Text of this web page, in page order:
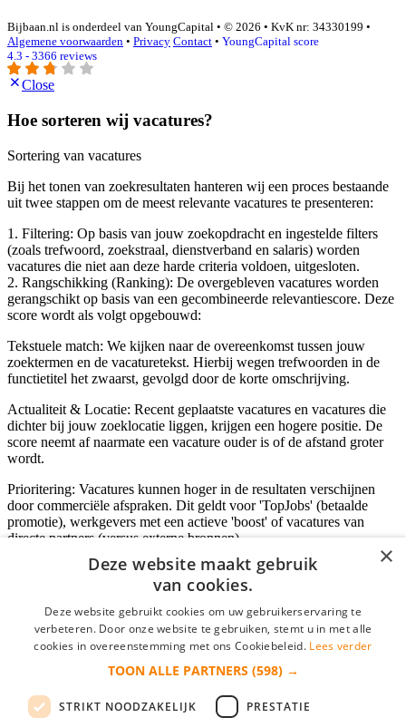
Bijbaan.nl is onderdeel van YoungCapital • © 2026 • KvK nr: 34330199 •
Algemene voorwaarden • Privacy Contact • YoungCapital score
4.3 - 3366 reviews
Close
Hoe sorteren wij vacatures?
Sortering van vacatures
Bij het tonen van zoekresultaten hanteren wij een proces bestaande
uit twee stappen om de meest relevante vacatures te presenteren:
1. Filtering: Op basis van jouw zoekopdracht en ingestelde filters
(zoals trefwoord, zoekstraal, dienstverband en salaris) worden
vacatures die niet aan deze harde criteria voldoen, uitgesloten.
2. Rangschikking (Ranking): De overgebleven vacatures worden
gerangschikt op basis van een gecombineerde relevantiescore. Deze
score wordt als volgt opgebouwd:
Tekstuele match: We kijken naar de overeenkomst tussen jouw
zoektermen en de vacaturetekst. Hierbij wegen trefwoorden in de
functietitel het zwaarst, gevolgd door de korte omschrijving.
Actualiteit & Locatie: Recent geplaatste vacatures en vacatures die
dichter bij jouw zoeklocatie liggen, krijgen een hogere positie. De
score neemt af naarmate een vacature ouder is of de afstand groter
wordt.
Prioritering: Vacatures kunnen hoger in de resultaten verschijnen
door commerciële afspraken. Dit geldt voor 'TopJobs' (betaalde
promotie), werkgevers met een actieve 'boost' of vacatures van
directe partners (versus externe bronnen).
Inloggen als bedrijf
*
login gegevens onthouden
×
Deze website maakt gebruik
van cookies.
Deze website gebruikt cookies om uw gebruikerservaring te
verbeteren. Door onze website te gebruiken, stemt u in met alle
cookies in overeenstemming met ons Cookiebeleid. Lees verder
TOON ALLE PARTNERS (598) →
STRIKT NOODZAKELIJK PRESTATIE